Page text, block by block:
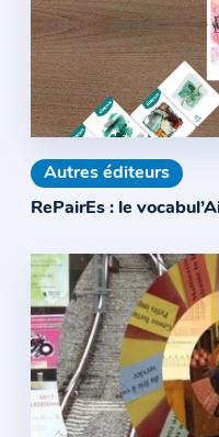
Autres éditeurs
RePairEs : le